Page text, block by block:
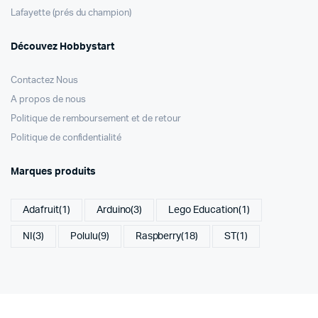
Lafayette (prés du champion)
Découvez Hobbystart
Contactez Nous
A propos de nous
Politique de remboursement et de retour
Politique de confidentialité
Marques produits
Adafruit(1) Arduino(3) Lego Education(1)
NI (3) Polulu(9) Raspberry(18) ST(1)